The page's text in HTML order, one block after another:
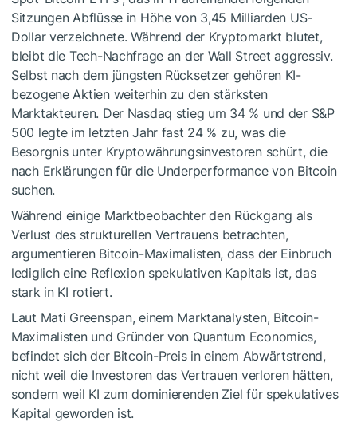
Sitzungen Abflüsse in Höhe von 3,45 Milliarden US-
Dollar verzeichnete. Während der Kryptomarkt blutet,
bleibt die Tech-Nachfrage an der Wall Street aggressiv.
Selbst nach dem jüngsten Rücksetzer gehören KI-
bezogene Aktien weiterhin zu den stärksten
Marktakteuren. Der Nasdaq stieg um 34 % und der S&P
500 legte im letzten Jahr fast 24 % zu, was die
Besorgnis unter Kryptowährungsinvestoren schürt, die
nach Erklärungen für die Underperformance von Bitcoin
suchen.
Während einige Marktbeobachter den Rückgang als
Verlust des strukturellen Vertrauens betrachten,
argumentieren Bitcoin-Maximalisten, dass der Einbruch
lediglich eine Reflexion spekulativen Kapitals ist, das
stark in KI rotiert.
Laut Mati Greenspan, einem Marktanalysten, Bitcoin-
Maximalisten und Gründer von Quantum Economics,
befindet sich der Bitcoin-Preis in einem Abwärtstrend,
nicht weil die Investoren das Vertrauen verloren hätten,
sondern weil KI zum dominierenden Ziel für spekulatives
Kapital geworden ist.